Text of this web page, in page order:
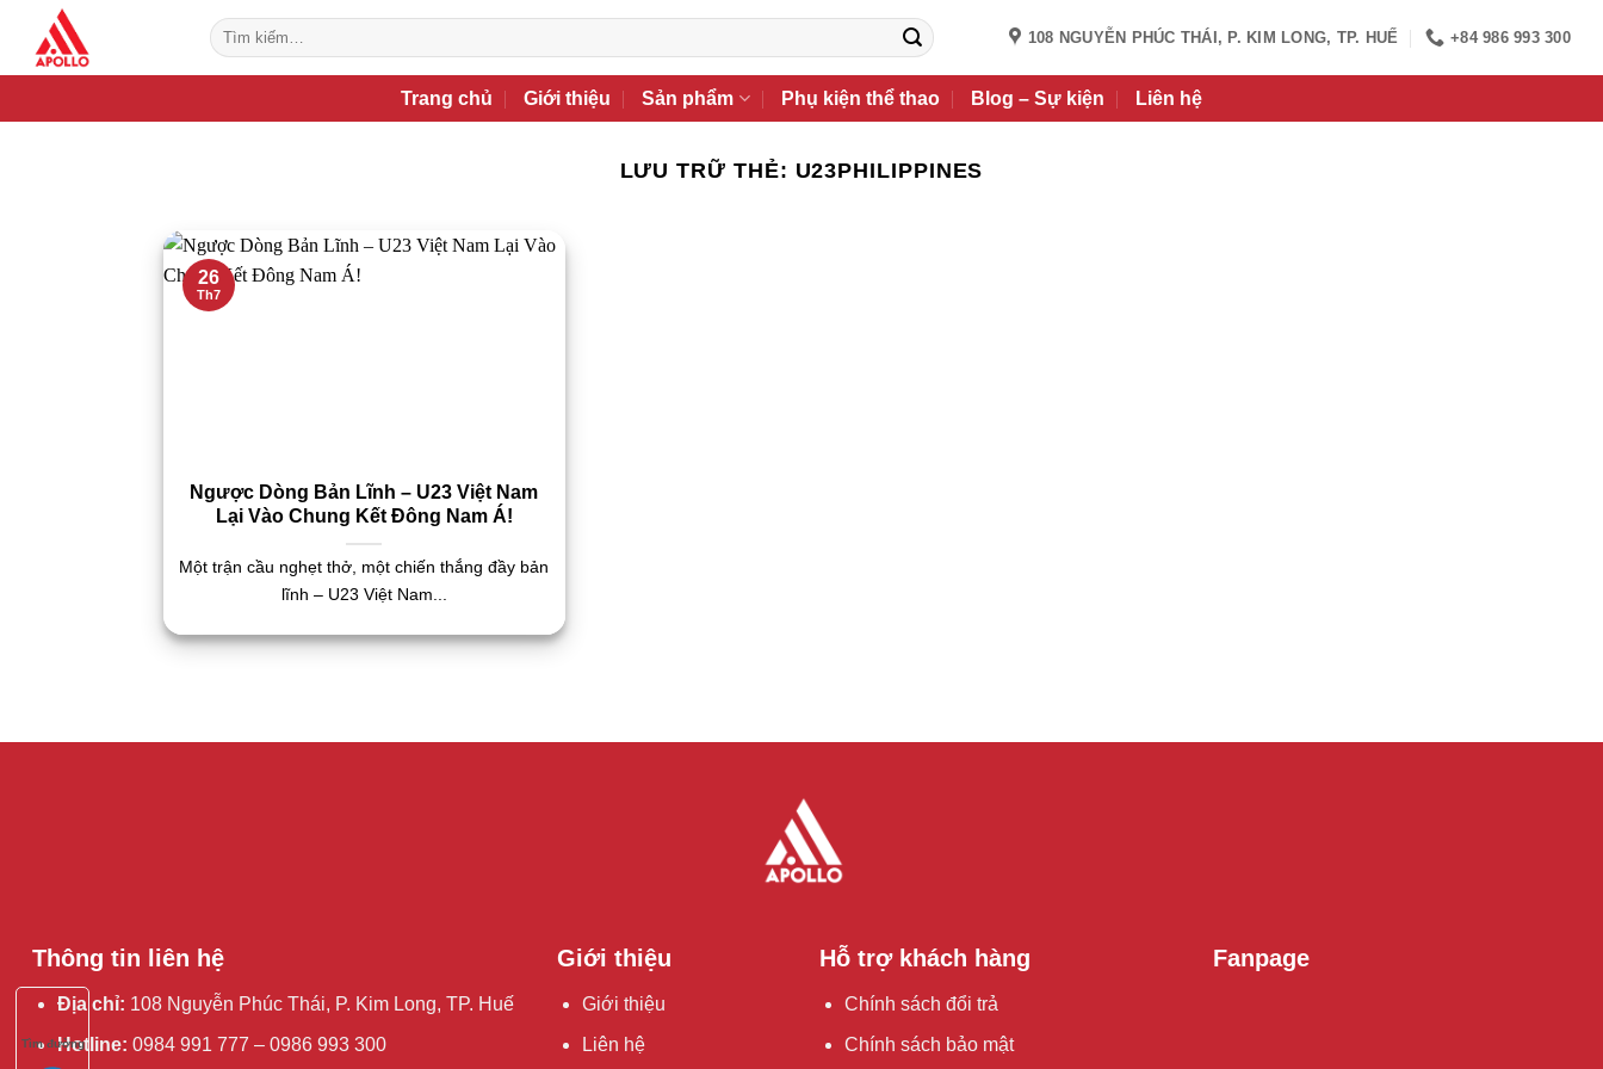
nội
Tìm
kiếm:
108 NGUYỄN PHÚC THÁI, P. KIM LONG, TP. HUẾ +84 986 993 300
Trang chủ Giới thiệu Sản phẩm Phụ kiện thể thao Blog – Sự kiện Liên hệ
LƯU TRỮ THẺ: U23PHILIPPINES
Ngược Dòng Bản Lĩnh – U23 Việt Nam
Lại Vào Chung Kết Đông Nam Á!
Một trận cầu nghẹt thở, một chiến thắng đầy bản
lĩnh – U23 Việt Nam...
26
Th7
Thông tin liên hệ
Địa chỉ: 108 Nguyễn Phúc Thái, P. Kim Long, TP. Huế
Hotline: 0984 991 777 – 0986 993 300
Giới thiệu
Giới thiệu
Liên hệ
Hỗ trợ khách hàng
Chính sách đổi trả
Chính sách bảo mật
Fanpage
Tìm đường